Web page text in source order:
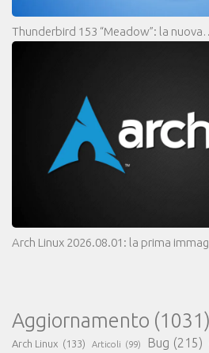
Thunderbird 153 “Meadow”: la
Arch Linux 2026.08.01: la prima
Aggiornamento (1031)
Arch Linux (133) Articoli (99) Bug (215)